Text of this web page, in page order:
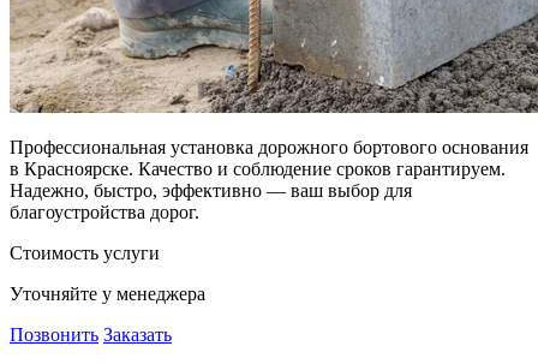
Профессиональная установка дорожного бортового основания
в Красноярске. Качество и соблюдение сроков гарантируем.
Надежно, быстро, эффективно — ваш выбор для
благоустройства дорог.
Стоимость услуги
Уточняйте у менеджера
Позвонить Заказать